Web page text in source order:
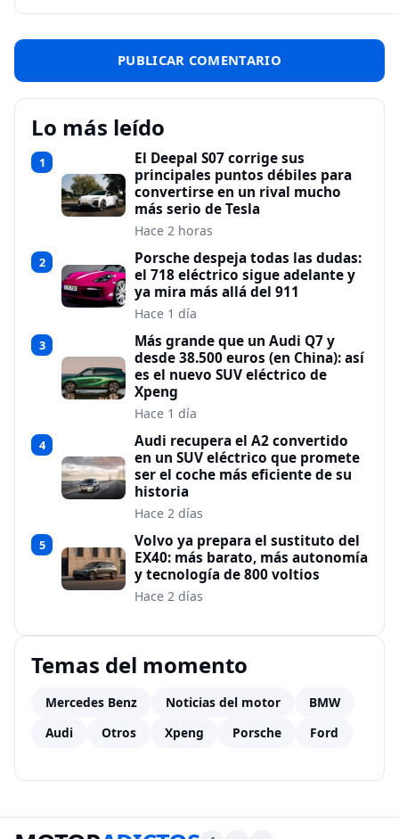
Lo más leído
1
El Deepal S07 corrige sus
principales puntos débiles para
convertirse en un rival mucho
más serio de Tesla
Hace 2 horas
2
Porsche despeja todas las dudas:
el 718 eléctrico sigue adelante y
ya mira más allá del 911
Hace 1 día
3
Más grande que un Audi Q7 y
desde 38.500 euros (en China): así
es el nuevo SUV eléctrico de
Xpeng
Hace 1 día
4
Audi recupera el A2 convertido
en un SUV eléctrico que promete
ser el coche más eficiente de su
historia
Hace 2 días
5
Volvo ya prepara el sustituto del
EX40: más barato, más autonomía
y tecnología de 800 voltios
Hace 2 días
Temas del momento
Mercedes Benz Noticias del motor
BMW
Audi
Otros Xpeng Porsche Ford